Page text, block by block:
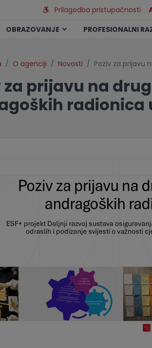
Prilagodba pristupačnosti
OBRAZOVANJE
PROFESIONALNI
O agenciji Novosti Poziv za prijavu
za prijavu na
radionica